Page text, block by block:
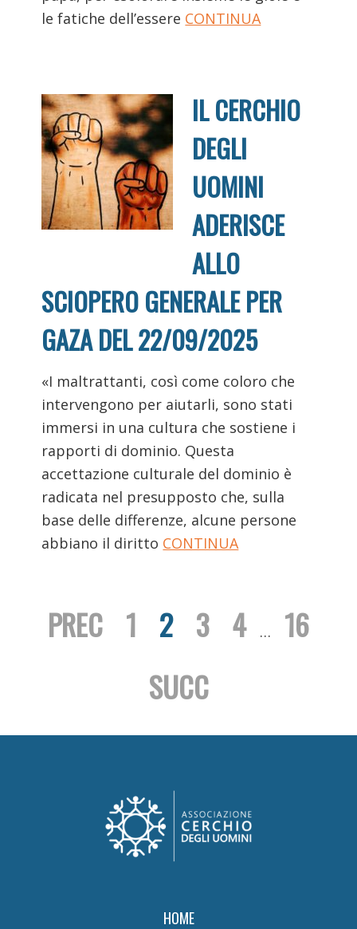
le fatiche dell’essere CONTINUA
IL CERCHIO
DEGLI
UOMINI
ADERISCE
ALLO
SCIOPERO GENERALE PER
GAZA DEL 22/09/2025
«I maltrattanti, così come coloro che
intervengono per aiutarli, sono stati
immersi in una cultura che sostiene i
rapporti di dominio. Questa
accettazione culturale del dominio è
radicata nel presupposto che, sulla
base delle differenze, alcune persone
abbiano il diritto CONTINUA
PREC Page
1 Page
2 Page
3 Page
4 … Page
16
SUCC
HOME